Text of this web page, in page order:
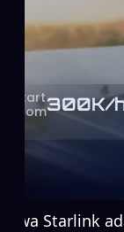
Start
From300K/
Sewa Starlink